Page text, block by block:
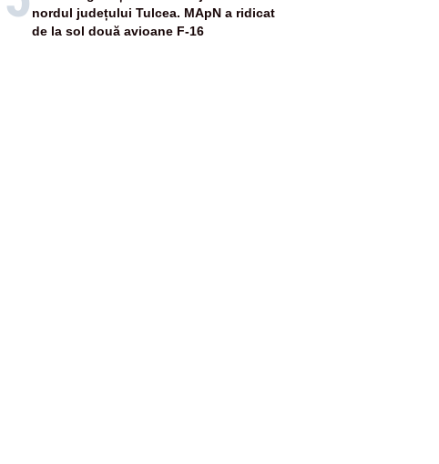
nordul județului Tulcea. MApN a ridicat
de la sol două avioane F-16